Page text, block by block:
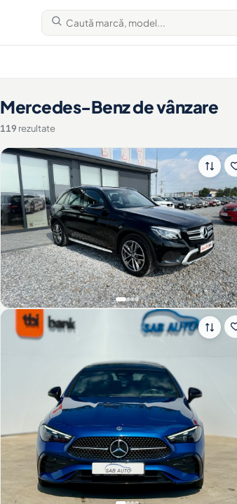
Mercedes-Benz de vânzare
119 rezultate